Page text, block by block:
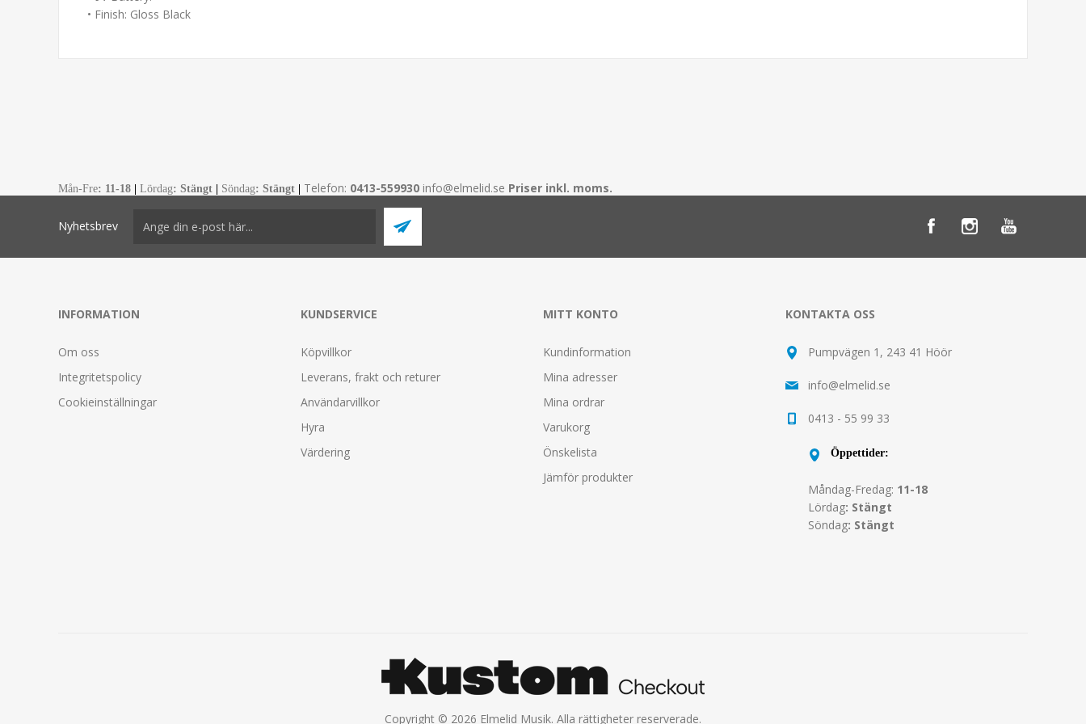
• Finish: Gloss Black
Mån-Fre: 11-18 | Lördag: Stängt | Söndag: Stängt | Telefon: 0413-559930 info@elmelid.se Priser inkl. moms.
Nyhetsbrev
INFORMATION
Om oss
Integritetspolicy
Cookieinställningar
KUNDSERVICE
Köpvillkor
Leverans, frakt och returer
Användarvillkor
Hyra
Värdering
MITT KONTO
Kundinformation
Mina adresser
Mina ordrar
Varukorg
Önskelista
Jämför produkter
KONTAKTA OSS
Pumpvägen 1, 243 41 Höör
info@elmelid.se
0413 - 55 99 33
Öppettider:
Måndag-Fredag: 11-18
Lördag: Stängt
Söndag: Stängt
Copyright © 2026 Elmelid Musik. Alla rättigheter reserverade.